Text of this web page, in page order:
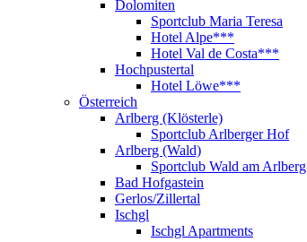
Dolomiten
Sportclub Maria Teresa
Hotel Alpe***
Hotel Val de Costa***
Hochpustertal
Hotel Löwe***
Österreich
Arlberg (Klösterle)
Sportclub Arlberger Hof
Arlberg (Wald)
Sportclub Wald am Arlberg
Bad Hofgastein
Gerlos/Zillertal
Ischgl
Ischgl Apartments